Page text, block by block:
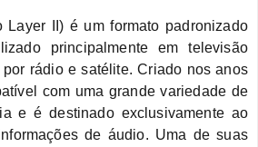
Layer II) é um formato padronizado
principalmente em televisão
rádio e satélite. Criado nos anos
com uma grande variedade de
e é destinado exclusivamente ao
de áudio. Uma de suas